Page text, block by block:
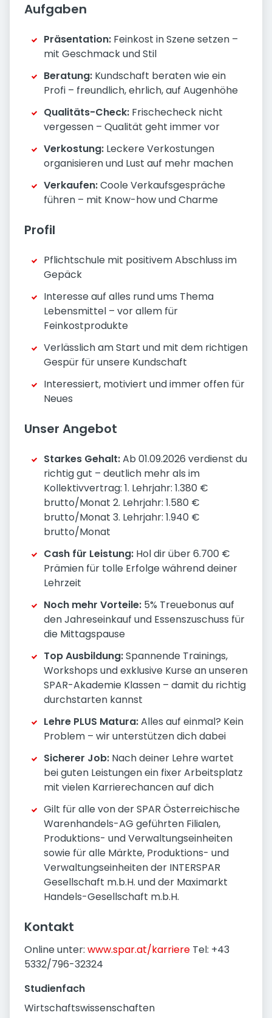
Aufgaben
Präsentation: Feinkost in Szene setzen –
mit Geschmack und Stil
Beratung: Kundschaft beraten wie ein
Profi – freundlich, ehrlich, auf Augenhöhe
Qualitäts-Check: Frischecheck nicht
vergessen – Qualität geht immer vor
Verkostung: Leckere Verkostungen
organisieren und Lust auf mehr machen
Verkaufen:Coole Verkaufsgespräche
führen – mit Know-how und Charme
Profil
Pflichtschule mit positivem Abschluss im
Gepäck
Interesse auf alles rund ums Thema
Lebensmittel – vor allem für
Feinkostprodukte
Verlässlich am Start und mit dem richtigen
Gespür für unsere Kundschaft
Interessiert, motiviert und immer offen für
Neues
Unser Angebot
Starkes Gehalt:Ab 01.09.2026 verdienst du
richtig gut – deutlich mehr als im
Kollektivvertrag: 1. Lehrjahr: 1.380 €
brutto/Monat 2. Lehrjahr: 1.580 €
brutto/Monat 3. Lehrjahr: 1.940 €
brutto/Monat
Cash für Leistung: Hol dir über 6.700 €
Prämien für tolle Erfolge während deiner
Lehrzeit
Noch mehr Vorteile: 5% Treuebonus auf
den Jahreseinkauf und Essenszuschuss für
die Mittagspause
Top Ausbildung:Spannende Trainings,
Workshops und exklusive Kurse an unseren
SPAR-Akademie Klassen – damit du richtig
durchstarten kannst
Lehre PLUS Matura:Alles auf einmal? Kein
Problem – wir unterstützen dich dabei
Sicherer Job: Nach deiner Lehre wartet
bei guten Leistungen ein fixer Arbeitsplatz
mit vielen Karrierechancen auf dich
Gilt für alle von der SPAR Österreichische
Warenhandels-AG geführten Filialen,
Produktions- und Verwaltungseinheiten
sowie für alle Märkte, Produktions- und
Verwaltungseinheiten der INTERSPAR
Gesellschaft m.b.H. und der Maximarkt
Handels-Gesellschaft m.b.H.
Kontakt
Online unter: www.spar.at/karriere Tel: +43
5332/796-32324
Studienfach
Wirtschaftswissenschaften